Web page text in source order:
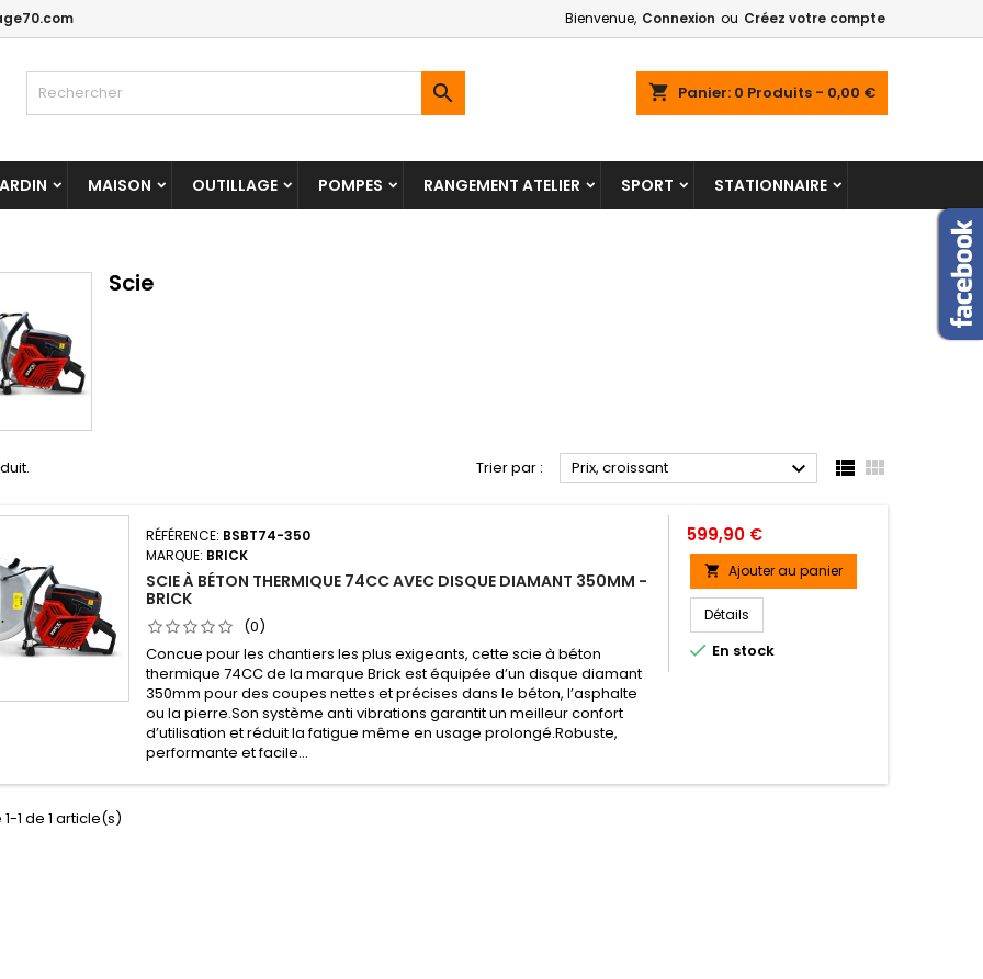
Bienvenue, Connexion ou Créez votre compte
shopping_cart Panier: 0 Produits - 0,00 €

MAISON OUTILLAGE POMPES RANGEMENT ATELIER SPORT STATIONNAIRE
Scie
Trier par : Prix, croissant   
RÉFÉRENCE: BSBT74-350
MARQUE: BRICK
SCIE À BÉTON THERMIQUE 74CC AVEC DISQUE DIAMANT 350MM -
BRICK
(0)
Concue pour les chantiers les plus exigeants, cette scie à béton
thermique 74CC de la marque Brick est équipée d’un disque diamant
350mm pour des coupes nettes et précises dans le béton, l’asphalte
ou la pierre.Son système anti vibrations garantit un meilleur confort
d’utilisation et réduit la fatigue même en usage prolongé.Robuste,
performante et facile...
Prix
599,90 €
 Ajouter au panier
Détails
 En stock
1 de 1 article(s)